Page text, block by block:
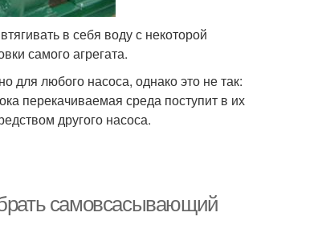
в себя воду с некоторой
самого агрегата.
для любого насоса, однако это не так:
перекачиваемая среда поступит в их
другого насоса.
самовсасывающий